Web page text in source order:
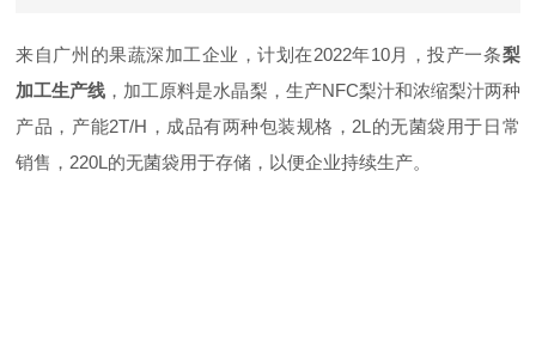
来自广州的果蔬深加工企业，计划在2022年10月，投产一条梨
加工生产线 ，加工原料是水晶梨，生产NFC梨汁和浓缩梨汁两种
产品，产能2T/H，成品有两种包装规格，2L的无菌袋用于日常
销售，220L的无菌袋用于存储，以便企业持续生产。